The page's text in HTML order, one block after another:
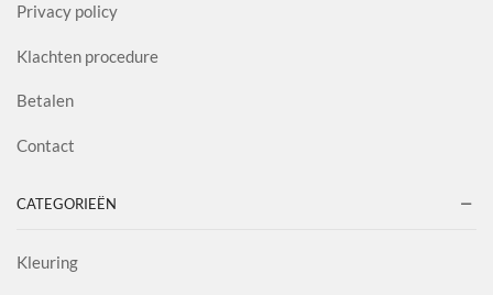
Privacy policy
Klachten procedure
Betalen
Contact
CATEGORIEËN
Kleuring